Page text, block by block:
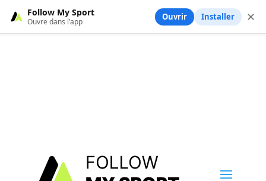
Follow My Sport
Ouvre dans l’app Ouvrir Installer ✕